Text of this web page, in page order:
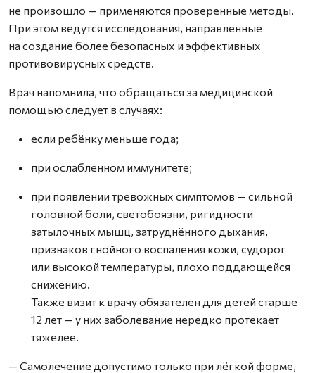
не произошло — применяются проверенные методы.
При этом ведутся исследования, направленные
на создание более безопасных и эффективных
противовирусных средств.
Врач напомнила, что обращаться за медицинской
помощью следует в случаях:
если ребёнку меньше года;
при ослабленном иммунитете;
при появлении тревожных симптомов — сильной
головной боли, светобоязни, ригидности
затылочных мышц, затруднённого дыхания,
признаков гнойного воспаления кожи, судорог
или высокой температуры, плохо поддающейся
снижению.
Также визит к врачу обязателен для детей старше
12 лет — у них заболевание нередко протекает
тяжелее.
— Самолечение допустимо только при лёгкой форме,